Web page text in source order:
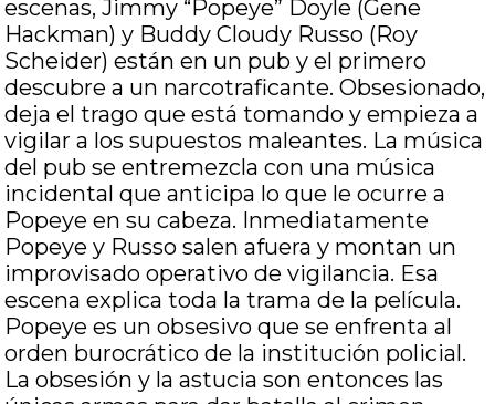
escenas, Jimmy “Popeye” Doyle (Gene
Hackman) y Buddy Cloudy Russo (Roy
Scheider) están en un pub y el primero
descubre a un narcotraficante. Obsesionado,
deja el trago que está tomando y empieza a
vigilar a los supuestos maleantes. La música
del pub se entremezcla con una música
incidental que anticipa lo que le ocurre a
Popeye en su cabeza. Inmediatamente
Popeye y Russo salen afuera y montan un
improvisado operativo de vigilancia. Esa
escena explica toda la trama de la película.
Popeye es un obsesivo que se enfrenta al
orden burocrático de la institución policial.
La obsesión y la astucia son entonces las